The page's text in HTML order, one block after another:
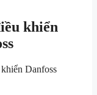
khiển
Danfoss